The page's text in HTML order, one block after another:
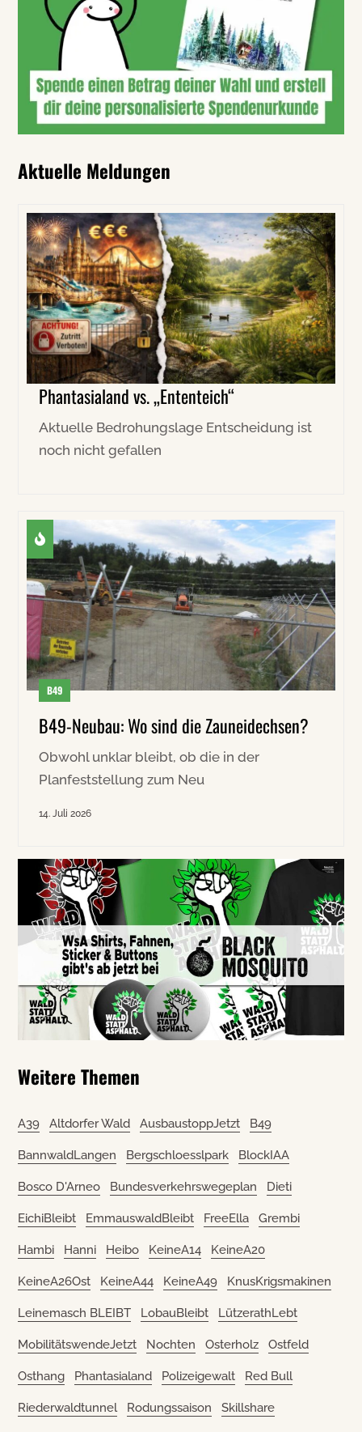
Aktuelle Meldungen
Phantasialand vs. „Ententeich“
Aktuelle Bedrohungslage Entscheidung ist
noch nicht gefallen
B49
B49-Neubau: Wo sind die Zauneidechsen?
Obwohl unklar bleibt, ob die in der
Planfeststellung zum Neu
14. Juli 2026
Weitere Themen
A39 Altdorfer Wald AusbaustoppJetzt B49
BannwaldLangen Bergschloesslpark BlockIAA
Bosco D'Arneo Bundesverkehrswegeplan Dieti
EichiBleibt EmmauswaldBleibt FreeElla Grembi
Hambi Hanni Heibo KeineA14 KeineA20
KeineA26Ost KeineA44 KeineA49 KnusKrigsmakinen
Leinemasch BLEIBT LobauBleibt LützerathLebt
MobilitätswendeJetzt Nochten Osterholz Ostfeld
Osthang Phantasialand Polizeigewalt Red Bull
Riederwaldtunnel Rodungssaison Skillshare